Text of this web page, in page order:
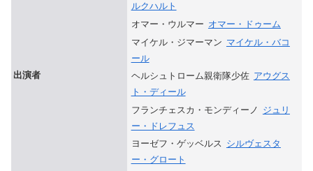
出演者
ルクハルト
オマー・ウルマー オマー・ドゥーム
マイケル・ジマーマン マイケル・バコ
ール
ヘルシュトローム親衛隊少佐 アウグス
ト・ディール
フランチェスカ・モンディーノ ジュリ
ー・ドレフュス
ヨーゼフ・ゲッベルス シルヴェスタ
ー・グロート